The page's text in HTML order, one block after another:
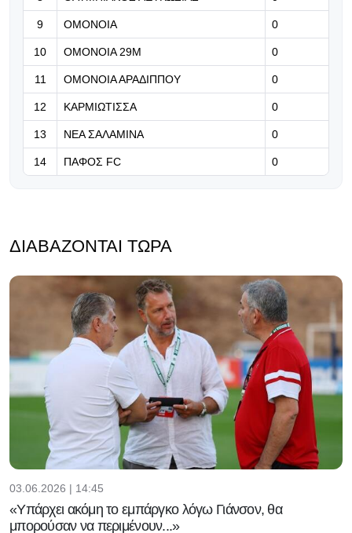
Άνετη η Πόρτο στην πρεμιέρα
10.08.2026 | 08:32
Εβδομάδα επαναληπτικών,
εβδομάδα προκρίσεων!
9 ΟΜΟΝΟΙΑ 0
10 ΟΜΟΝΟΙΑ 29Μ 0
11 ΟΜΟΝΟΙΑ ΑΡΑΔΙΠΠΟΥ 0
12 ΚΑΡΜΙΩΤΙΣΣΑ 0
13 ΝΕΑ ΣΑΛΑΜΙΝΑ 0
14 ΠΑΦΟΣ FC 0
ΔΙΑΒΆΖΟΝΤΑΙ ΤΏΡΑ
03.06.2026 | 14:45
«Υπάρχει ακόμη το εμπάργκο λόγω Γιάνσον, θα
μπορούσαν να περιμένουν...»